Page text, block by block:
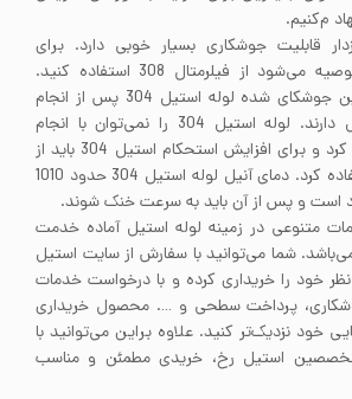
استیل 304 درزدار قابلیت جوشکاری بسیار خوبی دارد. برای
جوشکاری این آلیاژ توصیه می‌شود از فیلرمتال 308 استفاده کنید.
مقاطع ضخیم و سنگین جوشکای شده لوله استیل 304 پس از انجام
جوشکاری نیاز به آنیل دارند. لوله استیل 304 را نمی‌توان با انجام
عملیات حرارتی سخت کرد و برای افزایش استحکام استیل 304 باید از
فرآیندهای کارسرد استفاده کرد. دمای آنیل لوله استیل 304 حدود 1010
متنوعی در زمینه لوله استیل آماده خدمت
شما می‌توانید با سفارش از سایت استیل
خود را خریداری کرده و با درخواست خدمات
پرداخت سطحی و …. محصول خریداری
خود نزدیک‌تر کنید. علاوه براین می‌توانید با
استیل رخ، خریدی مطمئن و مناسب